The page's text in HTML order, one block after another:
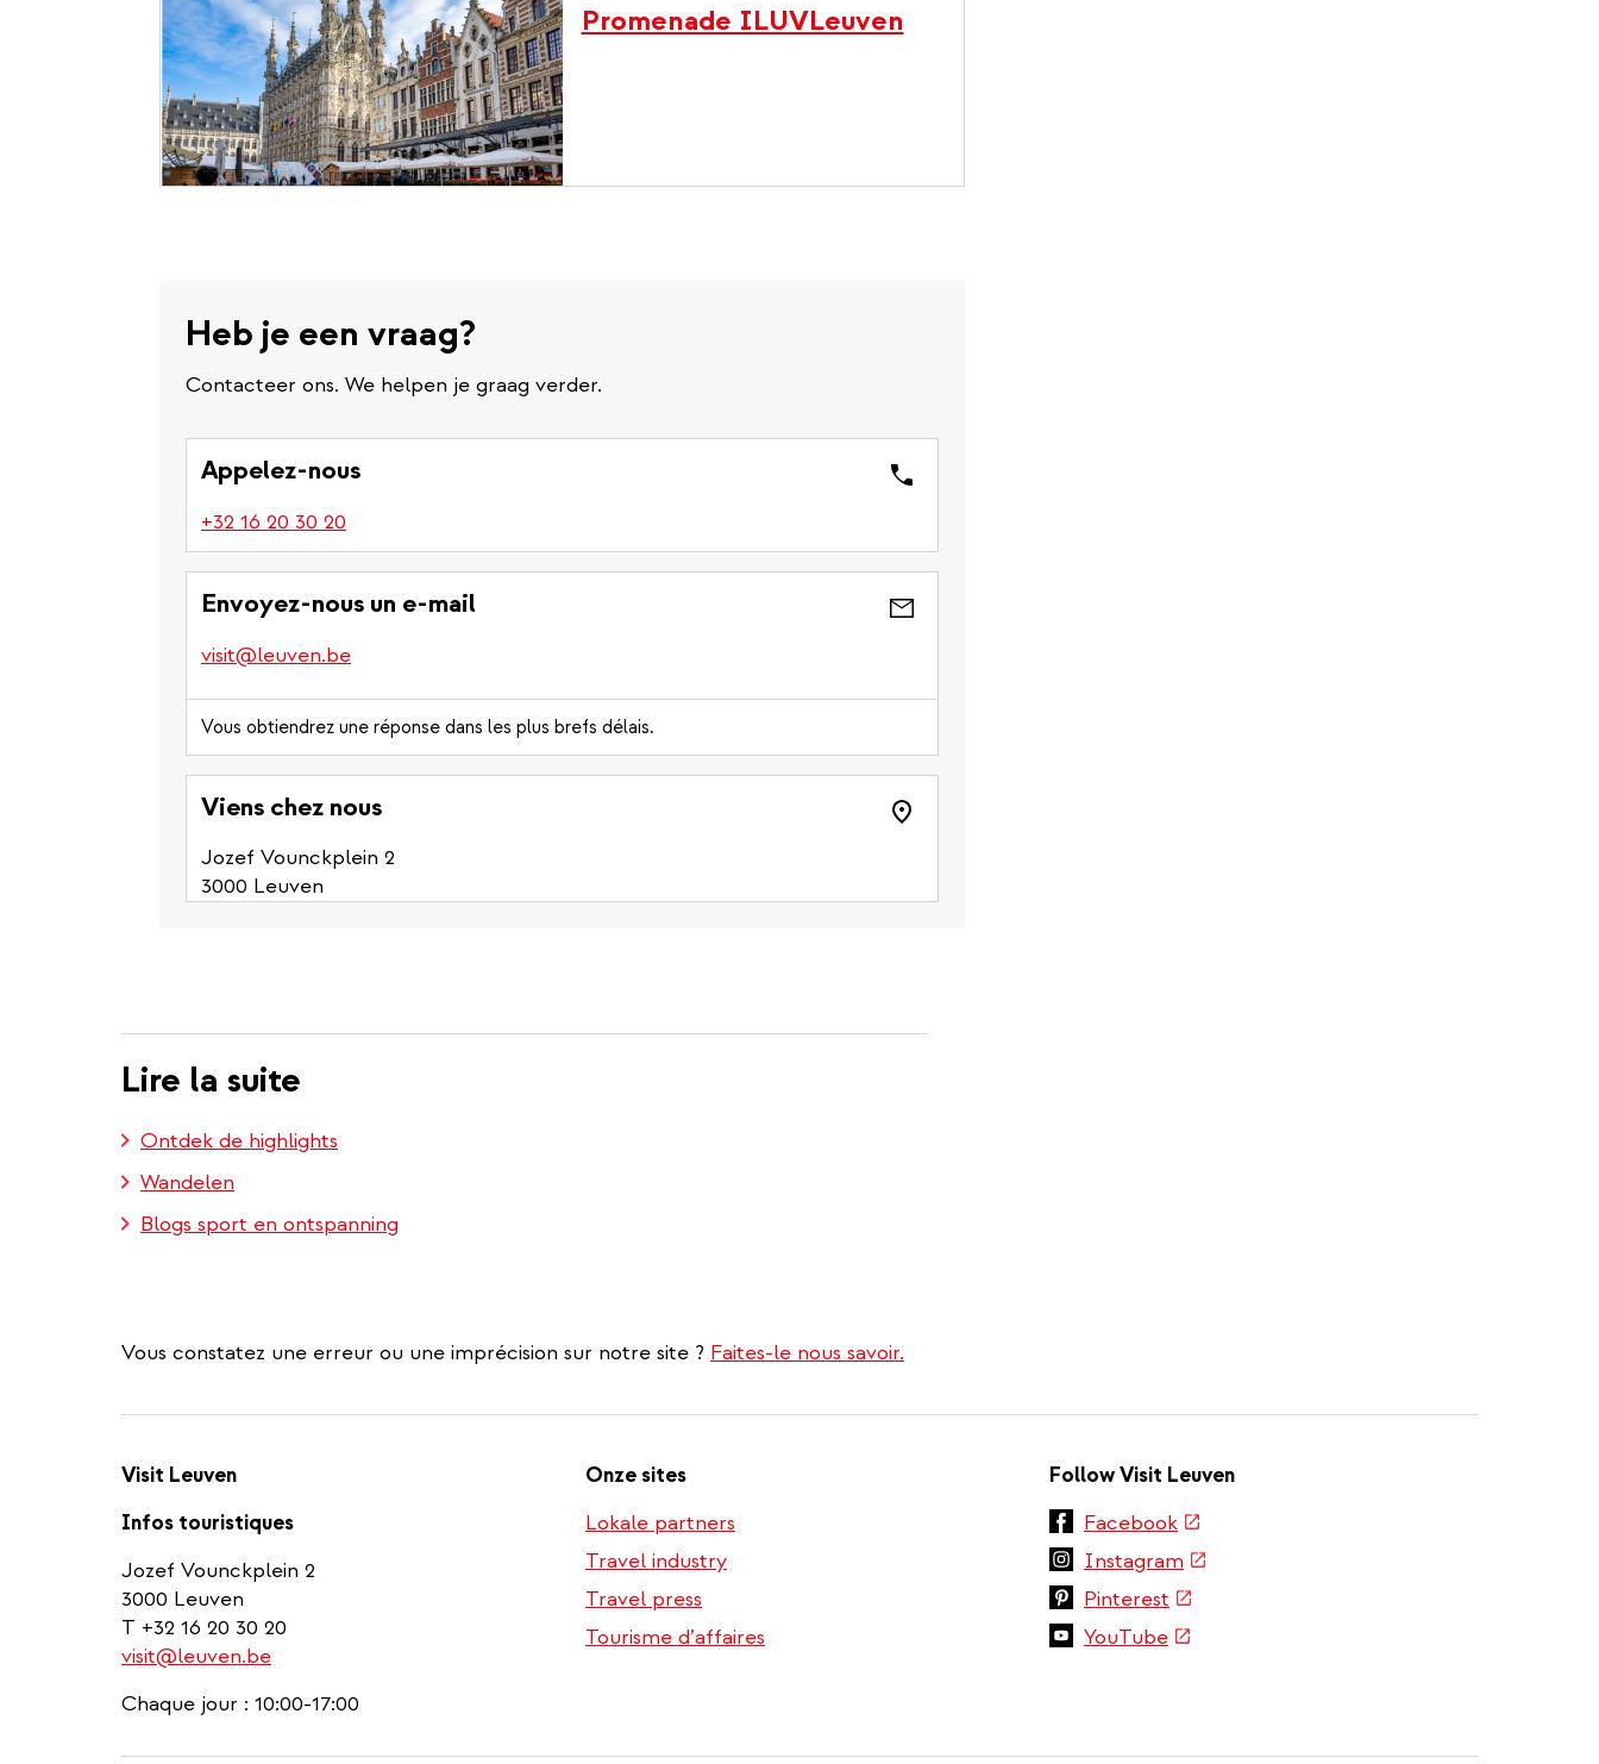
Promenade ILUVLeuven
Heb je een vraag?
Contacteer ons. We helpen je graag verder.
Appelez-nous
+32 16 20 30 20
is
a
phone
Envoyez-nous un e-mail
visit@leuven.be
Vous obtiendrez une réponse dans les plus brefs délais.
Viens chez nous
Jozef Vounckplein 2
3000 Leuven
Lire la suite
Ontdek de highlights
Wandelen
Blogs sport en ontspanning
Vous constatez une erreur ou une imprécision sur notre site ? Faites-le nous savoir.
Visit Leuven
Infos touristiques
Jozef Vounckplein 2
3000 Leuven
T +32 16 20 30 20
visit@leuven.be
Chaque jour : 10:00-17:00
Onze sites
Lokale partners
Travel industry
Travel press
Tourisme d’affaires
Follow Visit Leuven
Facebook(link
external)
Instagram (link
is
Pinterest (link
is
YouTube(link